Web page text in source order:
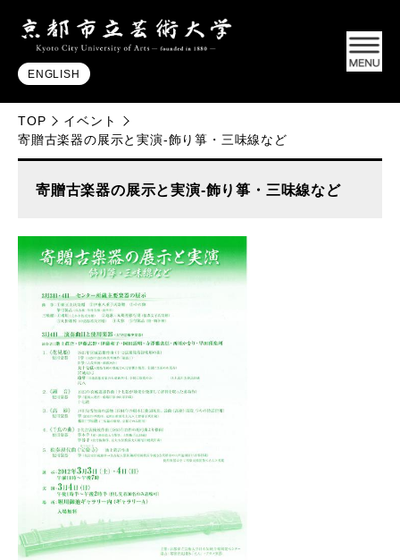
ENGLISH
TOP
イベント
寄贈古楽器の展示と実演‐飾り箏・三味線など
寄贈古楽器の展示と実演‐飾り箏・三味線など